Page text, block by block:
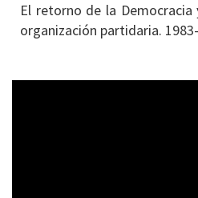
El retorno de la
organización partidaria.